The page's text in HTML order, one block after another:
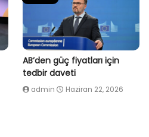
AB’den güç fiyatları için
tedbir daveti
admin Haziran 22, 2026